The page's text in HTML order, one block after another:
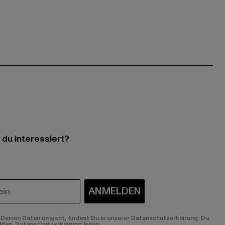
interessiert?
ANMELDEN
Daten umgeht, findest Du in unserer Datenschutzerklärung. Du